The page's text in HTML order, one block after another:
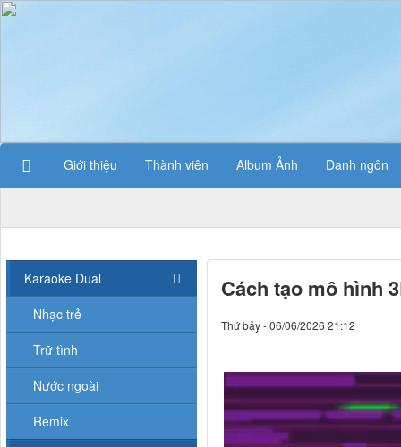
Giới thiệu Thành viên Album Ảnh Danh ngôn
Cách tạo mô hình
Thứ bảy - 06/06/2026 21:12
Karaoke Dual
Nhạc trẻ
Trữ tình
Nước ngoài
Remix